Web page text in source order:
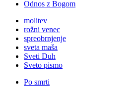
Odnos z Bogom
molitev
rožni venec
spreobrnjenje
sveta maša
Sveti Duh
Sveto pismo
Po smrti